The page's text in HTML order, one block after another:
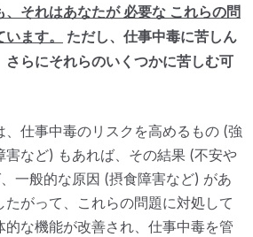
、それはあなたが 必要な これらの問
ます。
ただし、仕事中毒に苦しん
さらにそれらのいくつかに苦しむ可
、仕事中毒のリスクを高めるもの (強
害など) もあれば、その結果 (不安や
一般的な原因 (摂食障害など) があ
たがって、これらの問題に対処して
な機能が改善され、仕事中毒を管